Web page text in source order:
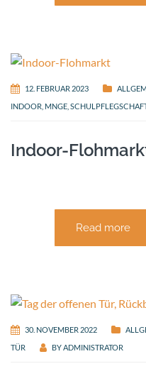
12. FEBRUAR 2023
INDOOR MNGE
Indoor-
Read more
30. NOVEMBER 2022
TÜR
BYADMINISTRATOR